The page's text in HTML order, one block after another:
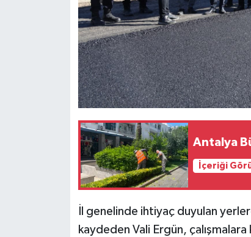
Antalya
İçeriği
İl genelinde ihtiyaç duyulan
kaydeden Vali Ergün,